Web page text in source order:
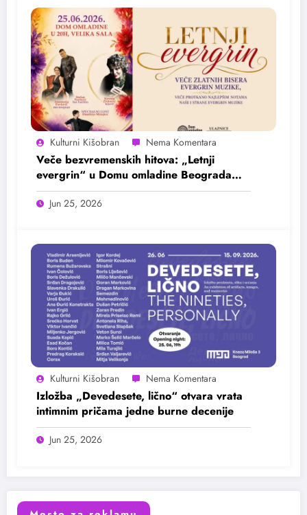
Kulturni Kišobran
Veče bezvremenskih hitova: „Letnji
evergrin“ u Domu omladine Beograda
25. juna
Jun 25, 2026
Kulturni Kišobran
Izložba „Devedesete, lično“ otvara vrata
intimnim pričama jedne burne decenije
Jun 25, 2026